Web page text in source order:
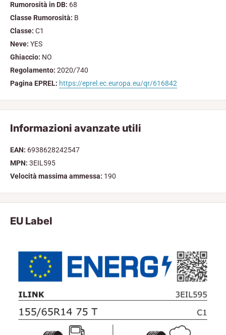
Rumorosità in DB: 68
Classe Rumorosità: B
Classe: C1
Neve: YES
Ghiaccio: NO
Regolamento: 2020/740
Pagina EPREL: https://eprel.ec.europa.eu/qr/616842
Informazioni avanzate utili
EAN: 6938628242547
MPN: 3EIL595
Velocità massima ammessa: 190
EU Label